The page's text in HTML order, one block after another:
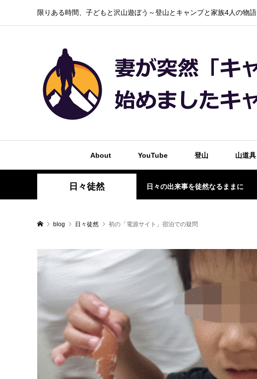
限りある時間、子どもと沢山遊ぼう～登山とキャンプと家族4人の物語
About YouTube 登山 山道具
日々徒然 日々の出来事を徒然なるままに
blog 日々徒然 初の「電源サイト」宿泊での疑問